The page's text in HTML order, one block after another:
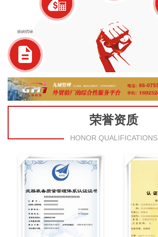
荣誉资质
HONOR QUALIFICATIONS